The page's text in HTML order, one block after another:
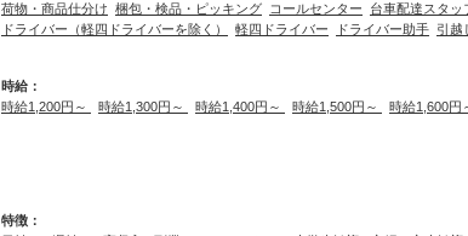
荷物・商品仕分け 梱包・検品・ピッキング コールセンター 台車配達スタッ
ドライバー（軽四ドライバーを除く）
軽四ドライバー ドライバー助手 引越
時給：
時給1,200円～
時給1,300円～ 時給1,400円～ 時給1,500円～ 時給1,600円
特徴：